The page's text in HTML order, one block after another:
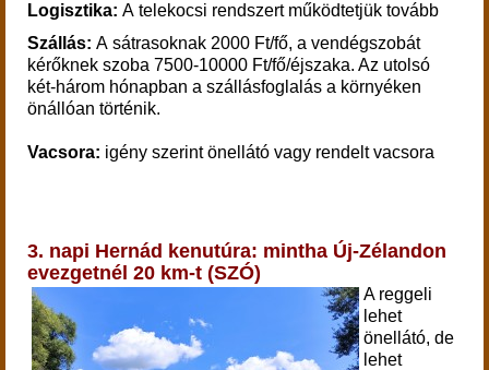
Logisztika: A telekocsi rendszert működtetjük tovább
Szállás: A sátrasoknak 2000 Ft/fő, a vendégszobát
kérőknek szoba 7500-10000 Ft/fő/éjszaka. Az utolsó
két-három hónapban a szállásfoglalás a környéken
önállóan történik.
Vacsora: igény szerint önellátó vagy rendelt vacsora
3. napi Hernád kenutúra: mintha Új-Zélandon
evezgetnél 20 km-t (SZÓ)
A reggeli
lehet
önellátó, de
lehet